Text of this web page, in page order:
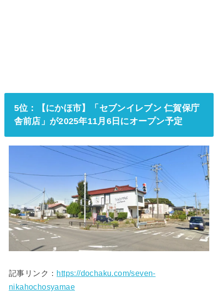
5位：【にかほ市】「セブンイレブン 仁賀保庁
舎前店」が2025年11月6日にオープン予定
記事リンク： https://dochaku.com/seven-
nikahochosyamae